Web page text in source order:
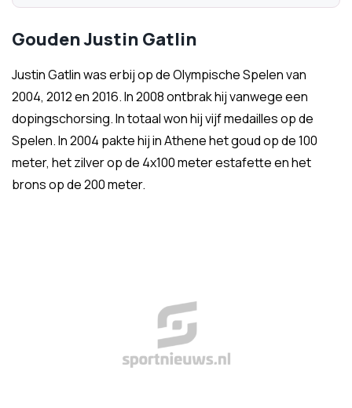
Gouden Justin Gatlin
Justin Gatlin was erbij op de Olympische Spelen van
2004, 2012 en 2016. In 2008 ontbrak hij vanwege een
dopingschorsing. In totaal won hij vijf medailles op de
Spelen. In 2004 pakte hij in Athene het goud op de 100
meter, het zilver op de 4x100 meter estafette en het
brons op de 200 meter.